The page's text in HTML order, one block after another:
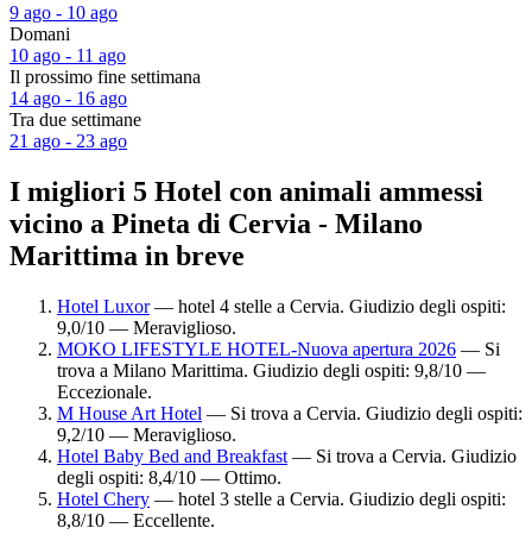
9 ago - 10 ago
Domani
10 ago - 11 ago
Il prossimo fine settimana
14 ago - 16 ago
Tra due settimane
21 ago - 23 ago
I migliori 5 Hotel con animali ammessi
vicino a Pineta di Cervia - Milano
Marittima in breve
Hotel Luxor— hotel 4 stelle a Cervia. Giudizio degli ospiti:
9,0/10 — Meraviglioso.
MOKO LIFESTYLE HOTEL-Nuova apertura 2026 — Si
trova a Milano Marittima. Giudizio degli ospiti: 9,8/10 —
Eccezionale.
M House Art Hotel — Si trova a Cervia. Giudizio degli ospiti:
9,2/10 — Meraviglioso.
Hotel Baby Bed and Breakfast — Si trova a Cervia. Giudizio
degli ospiti: 8,4/10 — Ottimo.
Hotel Chery — hotel 3 stelle a Cervia. Giudizio degli ospiti:
8,8/10 — Eccellente.